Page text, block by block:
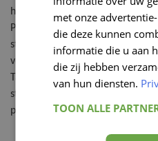
het sterke psylliumvezel en
Psylliumvezel stimuleert de
stoelgang en draagt bij aan een
voor de darmwerking en een
Tarwevezel is een
stoelgang bevordert, ook vanaf
per dag.
met onze
die deze kunnen
informatie die u aan
die zij hebben
van hun diensten.
TOON ALLE